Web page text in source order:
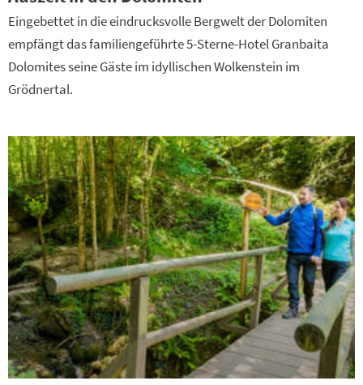
Eingebettet in die eindrucksvolle Bergwelt der Dolomiten
empfängt das familiengeführte 5-Sterne-Hotel Granbaita
Dolomites seine Gäste im idyllischen Wolkenstein im
Grödnertal.